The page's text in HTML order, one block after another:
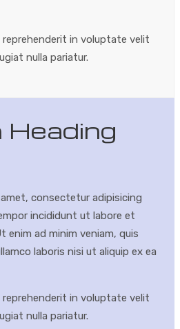
reprehenderit in voluptate velit
nulla pariatur.
consectetur adipisicing
incididunt ut labore et
enim ad minim veniam, quis
laboris nisi ut aliquip ex ea
reprehenderit in voluptate velit
nulla pariatur.